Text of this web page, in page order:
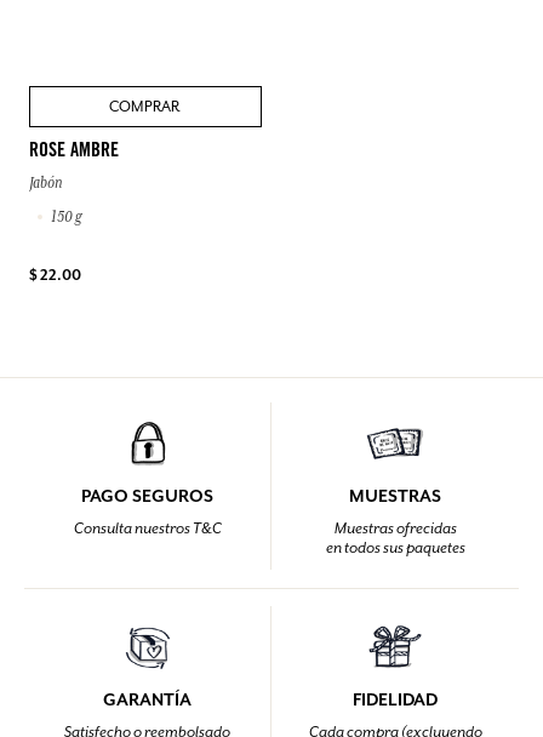
COMPRAR
ROSE AMBRE
Jabón
150 g
$ 22.00
PAGO SEGUROS
Consulta nuestros T&C
MUESTRAS
Muestras ofrecidas
en todos sus paquetes
GARANTÍA
Satisfecho o reembolsado
FIDELIDAD
Cada compra (excluyendo